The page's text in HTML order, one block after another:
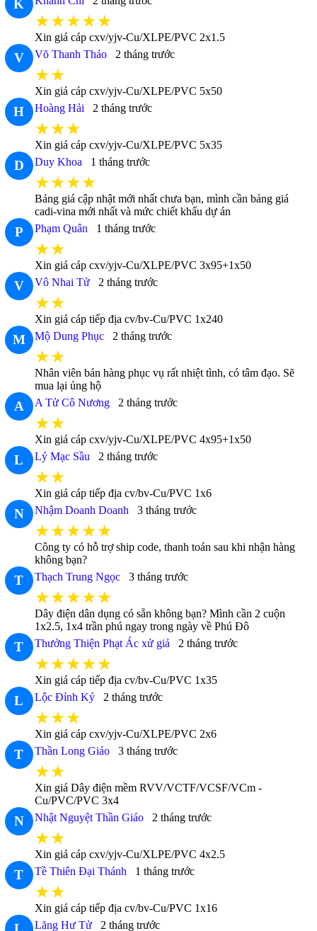
K
★★★★★
Xin giá cáp cxv/yjv-Cu/XLPE/PVC 2x1.5
V Võ Thanh Thảo 2 tháng trước
★★
Xin giá cáp cxv/yjv-Cu/XLPE/PVC 5x50
H Hoàng Hải 2 tháng trước
★★★
Xin giá cáp cxv/yjv-Cu/XLPE/PVC 5x35
D Duy Khoa 1 tháng trước
★★★★
Bảng giá cập nhật mới nhất chưa bạn, mình cần bảng giá
cadi-vina mới nhất và mức chiết khấu dự án
P Phạm Quân 1 tháng trước
★★
Xin giá cáp cxv/yjv-Cu/XLPE/PVC 3x95+1x50
V Vô Nhai Tử 2 tháng trước
★★
Xin giá cáp tiếp địa cv/bv-Cu/PVC 1x240
M Mộ Dung Phục 2 tháng trước
★★
Nhân viên bán hàng phục vụ rất nhiệt tình, có tâm đạo. Sẽ
mua lại ủng hộ
A A Tử Cô Nương 2 tháng trước
★★
Xin giá cáp cxv/yjv-Cu/XLPE/PVC 4x95+1x50
L Lý Mạc Sầu 2 tháng trước
★★
Xin giá cáp tiếp địa cv/bv-Cu/PVC 1x6
N Nhậm Doanh Doanh 3 tháng trước
★★★★★
Công ty có hỗ trợ ship code, thanh toán sau khi nhận hàng
không bạn?
T Thạch Trung Ngọc 3 tháng trước
★★★★★
Dây điện dân dụng có sẵn không bạn? Mình cần 2 cuộn
1x2.5, 1x4 trần phú ngay trong ngày về Phú Đô
T Thưởng Thiện Phạt Ác xử giả 2 tháng trước
★★★★★
Xin giá cáp tiếp địa cv/bv-Cu/PVC 1x35
L Lộc Đỉnh Ký 2 tháng trước
★★★
Xin giá cáp cxv/yjv-Cu/XLPE/PVC 2x6
T Thần Long Giáo 3 tháng trước
★★
Xin giá Dây điện mềm RVV/VCTF/VCSF/VCm -
Cu/PVC/PVC 3x4
N Nhật Nguyệt Thần Giáo 2 tháng trước
★★
Xin giá cáp cxv/yjv-Cu/XLPE/PVC 4x2.5
T Tề Thiên Đại Thánh 1 tháng trước
★★
Xin giá cáp tiếp địa cv/bv-Cu/PVC 1x16
Lăng Hư Tử 2 tháng trước